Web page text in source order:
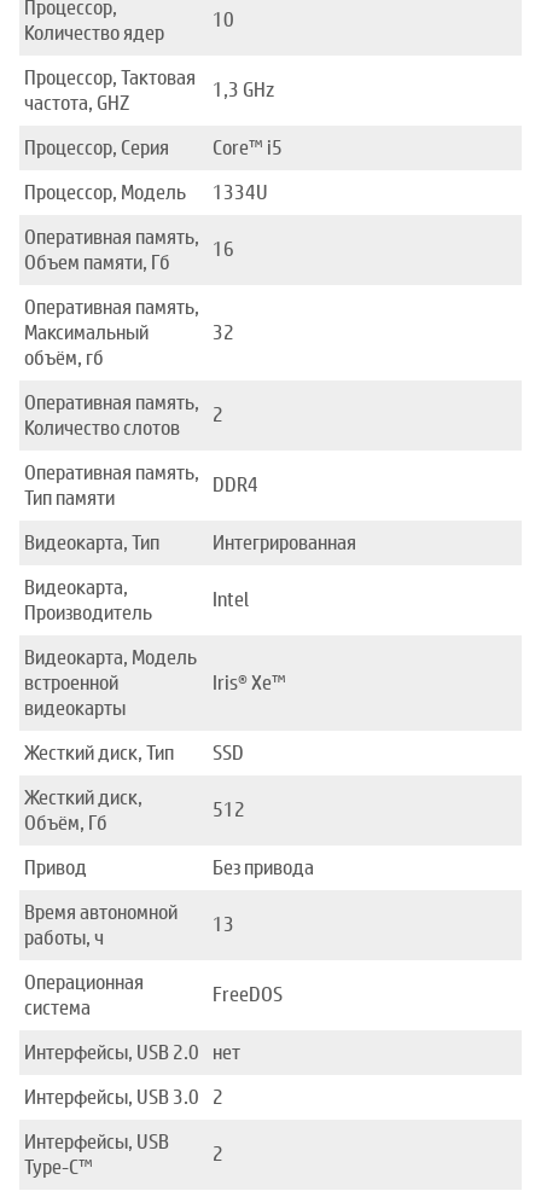
Процессор,
Количество ядер
10
Процессор, Тактовая
частота, GHZ
1,3 GHz
Процессор, Серия
Core™ i5
Процессор, Модель
1334U
Оперативная память,
Объем памяти, Гб
16
Оперативная память,
Максимальный
объём, гб
32
Оперативная память,
Количество слотов
2
Оперативная память,
Тип памяти
DDR4
Видеокарта, Тип
Интегрированная
Видеокарта,
Производитель
Intel
Видеокарта, Модель
встроенной
видеокарты
Iris® Xe™
Жесткий диск, Тип
SSD
Жесткий диск,
Объём, Гб
512
Привод
Без привода
Время автономной
работы, ч
13
Операционная
система
FreeDOS
Интерфейсы, USB 2.0
нет
Интерфейсы, USB 3.0
2
Интерфейсы, USB
Type-C™
2